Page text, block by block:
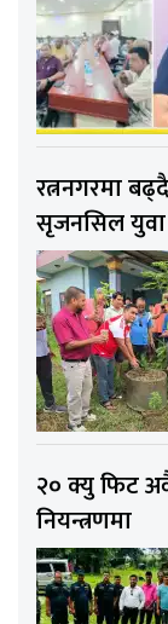
रत्ननगरमा
सृजनसिल
२० क्यु फिट
नियन्त्रणमा